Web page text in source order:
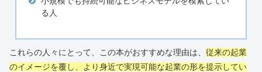
る人
これらの人々にとって、この本がおすすめな理由は、 従来の起業
のイメージを覆し、より身近で実現可能な起業の形を提示してい